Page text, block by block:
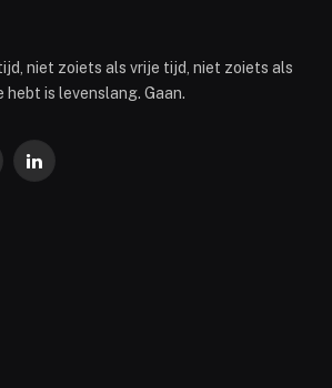
niet zoiets als vrije tijd, niet zoiets als
is levenslang. Gaan.
LinkedIn